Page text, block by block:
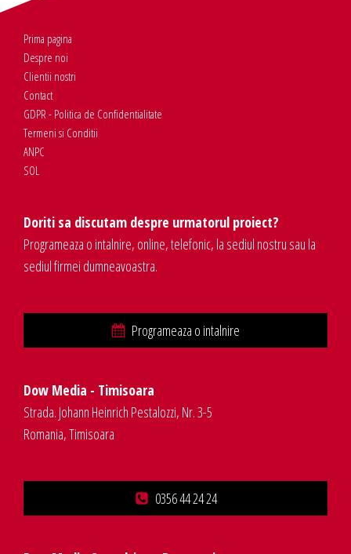
Prima pagina
Despre noi
Clientii nostri
Contact
GDPR - Politica de Confidentialitate
Termeni si Conditii
ANPC
SOL
Doriti sa discutam despre urmatorul proiect?
Programeaza o intalnire, online, telefonic, la sediul nostru sau la
sediul firmei dumneavoastra.
Programeaza o intalnire
Dow Media - Timisoara
Strada. Johann Heinrich Pestalozzi, Nr. 3-5
Romania, Timisoara
0356 44 24 24